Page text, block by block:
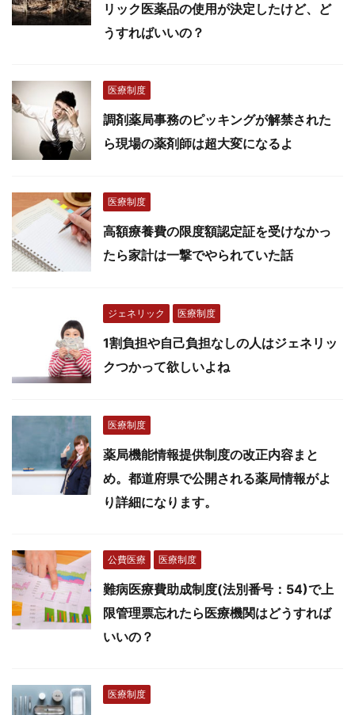
リック医薬品の使用が決定したけど、ど
うすればいいの？
医療制度
調剤薬局事務のピッキングが解禁された
ら現場の薬剤師は超大変になるよ
医療制度
高額療養費の限度額認定証を受けなかっ
たら家計は一撃でやられていた話
ジェネリック 医療制度
1割負担や自己負担なしの人はジェネリッ
クつかって欲しいよね
医療制度
薬局機能情報提供制度の改正内容まと
め。都道府県で公開される薬局情報がよ
り詳細になります。
公費医療 医療制度
難病医療費助成制度(法別番号：54)で上
限管理票忘れたら医療機関はどうすれば
いいの？
医療制度